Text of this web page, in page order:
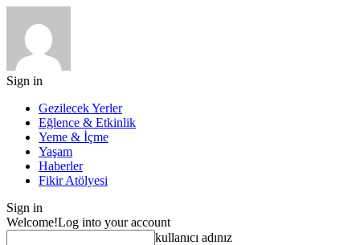
Sign in
Gezilecek Yerler
Eğlence & Etkinlik
Yeme & İçme
Yaşam
Haberler
Fikir Atölyesi
Sign in
Welcome!Log into your account
kullanıcı adınız